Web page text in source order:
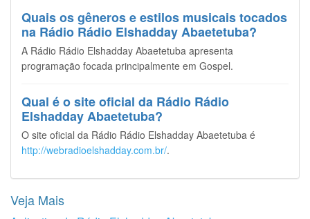
Quais os gêneros e estilos musicais tocados
na Rádio Rádio Elshadday Abaetetuba?
A Rádio Rádio Elshadday Abaetetuba apresenta
programação focada principalmente em Gospel.
Qual é o site oficial da Rádio Rádio
Elshadday Abaetetuba?
O site oficial da Rádio Rádio Elshadday Abaetetuba é
http://webradioelshadday.com.br/.
Veja Mais